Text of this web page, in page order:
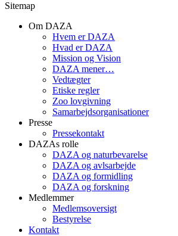
Sitemap
Om DAZA
Hvem er DAZA
Hvad er DAZA
Mission og Vision
DAZA mener…
Vedtægter
Etiske regler
Zoo lovgivning
Samarbejdsorganisationer
Presse
Pressekontakt
DAZAs rolle
DAZA og natur­bevarelse
DAZA og avls­arbejde
DAZA og formidling
DAZA og forskning
Medlemmer
Medlemsoversigt
Bestyrelse
Kontakt